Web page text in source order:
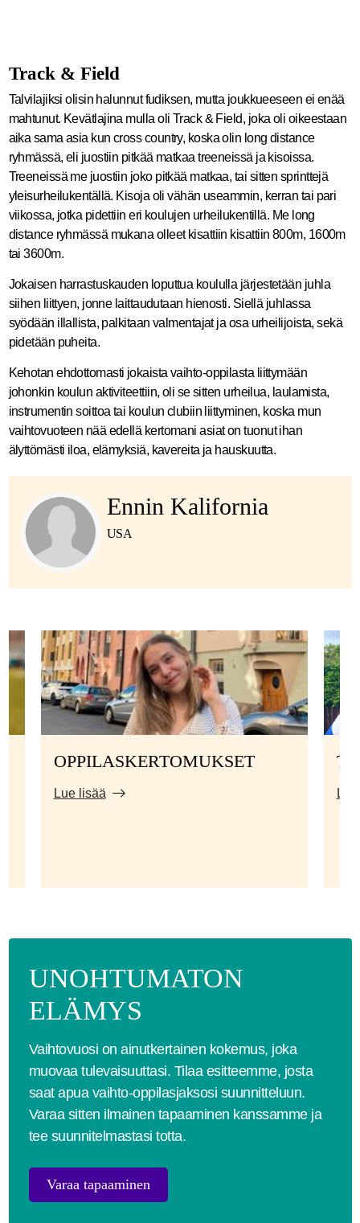
Track & Field
Talvilajiksi olisin halunnut fudiksen, mutta joukkueeseen ei enää
mahtunut. Kevätlajina mulla oli Track & Field, joka oli oikeestaan
aika sama asia kun cross country, koska olin long distance
ryhmässä, eli juostiin pitkää matkaa treeneissä ja kisoissa.
Treeneissä me juostiin joko pitkää matkaa, tai sitten sprinttejä
yleisurheilukentällä. Kisoja oli vähän useammin, kerran tai pari
viikossa, jotka pidettiin eri koulujen urheilukentillä. Me long
distance ryhmässä mukana olleet kisattiin kisattiin 800m, 1600m
tai 3600m.
Jokaisen harrastuskauden loputtua koululla järjestetään juhla
siihen liittyen, jonne laittaudutaan hienosti. Siellä juhlassa
syödään illallista, palkitaan valmentajat ja osa urheilijoista, sekä
pidetään puheita.
Kehotan ehdottomasti jokaista vaihto-oppilasta liittymään
johonkin koulun aktiviteettiin, oli se sitten urheilua, laulamista,
instrumentin soittoa tai koulun clubiin liittyminen, koska mun
vaihtovuoteen nää edellä kertomani asiat on tuonut ihan
älyttömästi iloa, elämyksiä, kavereita ja hauskuutta.
Ennin Kalifornia
USA
OPPILASKERTOMUKSET
Lue lisää
UNOHTUMATON
ELÄMYS
Vaihtovuosi on ainutkertainen kokemus, joka
muovaa tulevaisuuttasi. Tilaa esitteemme, josta
saat apua vaihto-oppilasjaksosi suunnitteluun.
Varaa sitten ilmainen tapaaminen kanssamme ja
tee suunnitelmastasi totta.
Varaa tapaaminen